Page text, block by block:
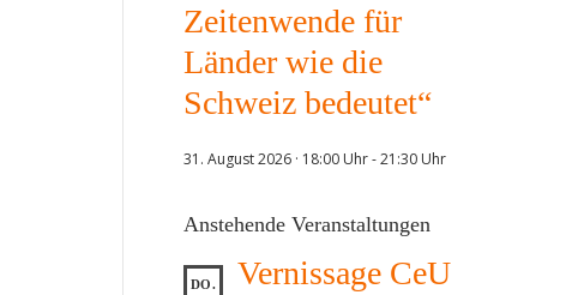
Zeitenwende für
Länder wie die
Schweiz bedeutet“
31. August 2026 · 18:00 Uhr-21:30 Uhr
Anstehende Veranstaltungen
DO.
Vernissage CeU